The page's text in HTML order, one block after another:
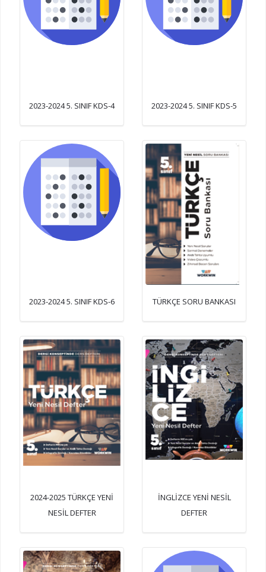
2023-2024 5. SINIF KDS-4 2023-2024 5. SINIF KDS-5
2023-2024 5. SINIF KDS-6 TÜRKÇE SORU BANKASI
2024-2025 TÜRKÇE YENİ
NESİL DEFTER
İNGLİZCE YENİ NESİL
DEFTER